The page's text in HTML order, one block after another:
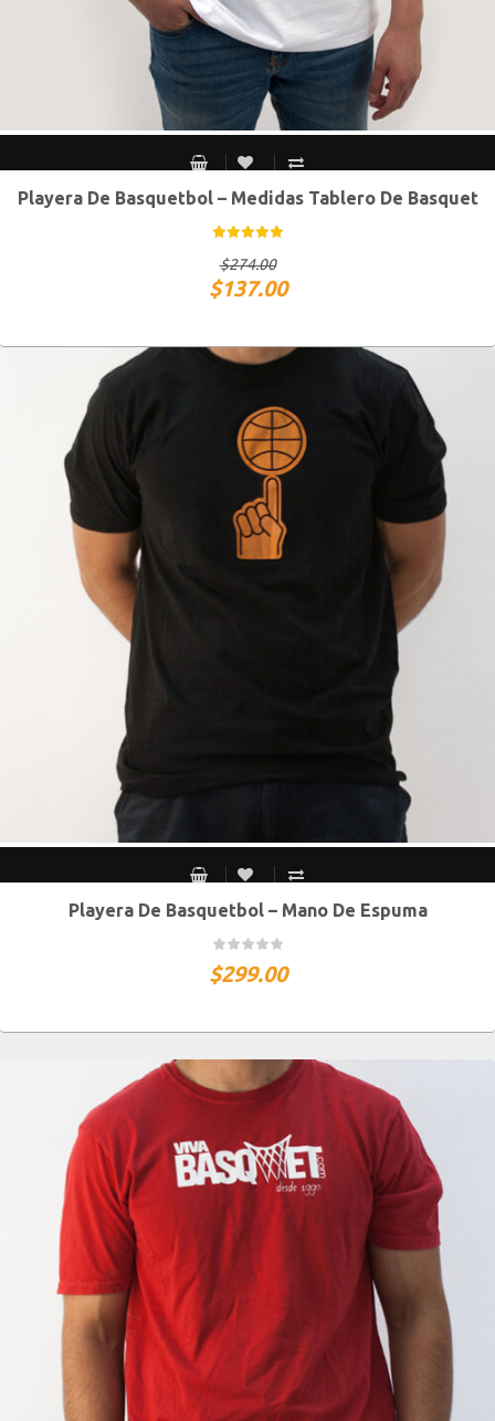
CH G XG
Playera De Basquetbol – Medidas Tablero De Basquet
$274.00
$137.00
S MEX / XS USA M MEX / S USA G MEX / M USA XG MEX / G USA
Playera De Basquetbol – Mano De Espuma
$299.00